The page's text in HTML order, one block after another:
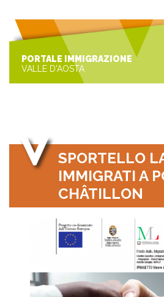
PORTALE IMMIGRAZIONE
VALLE D'AOSTA
SPORTELLO
IMMIGRATI A
CHÂTILLON